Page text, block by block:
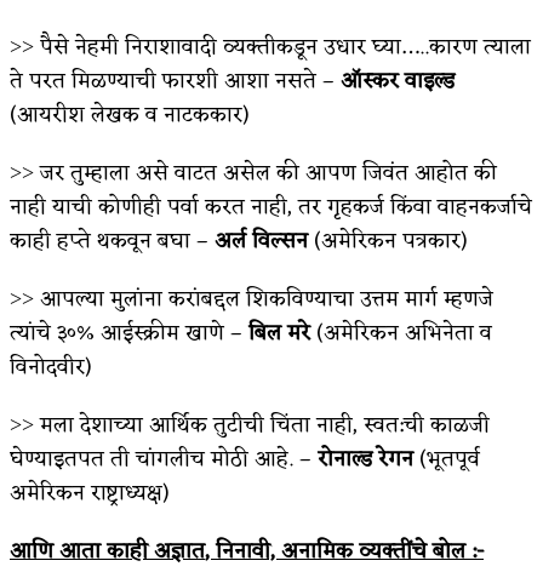
˃˃ पैसे नेहमी निराशावादी व्यक्तीकडून उधार घ्या…..कारण त्याला
ते परत मिळण्याची फारशी आशा नसते –ऑस्कर वाइल्ड
(आयरीश लेखक व नाटककार)
˃˃ जर तुम्हाला असे वाटत असेल की आपण जिवंत आहोत की
नाही याची कोणीही पर्वा करत नाही, तर गृहकर्ज किंवा वाहनकर्जाचे
काही हप्ते थकवून बघा –अर्ल विल्सन(अमेरिकन पत्रकार)
˃˃ आपल्या मुलांना करांबद्दल शिकविण्याचा उत्तम मार्ग म्हणजे
त्यांचे ३०% आईस्क्रीम खाणे –बिल मरे(अमेरिकन अभिनेता व
विनोदवीर)
˃˃ मला देशाच्या आर्थिक तुटीची चिंता नाही, स्वत:ची काळजी
घेण्याइतपत ती चांगलीच मोठी आहे. –रोनाल्ड रेगन(भूतपूर्व
अमेरिकन राष्ट्राध्यक्ष)
आणि आता काही अज्ञात, निनावी, अनामिक व्यक्तींचे बोल :-